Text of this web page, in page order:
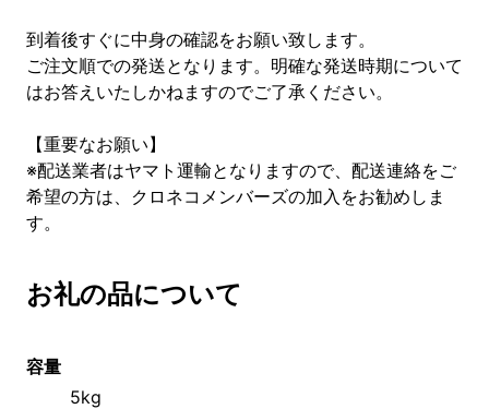
到着後すぐに中身の確認をお願い致します。
ご注文順での発送となります。明確な発送時期について
はお答えいたしかねますのでご了承ください。
【重要なお願い】
※配送業者はヤマト運輸となりますので、配送連絡をご
希望の方は、クロネコメンバーズの加入をお勧めしま
す。
お礼の品について
容量
5kg